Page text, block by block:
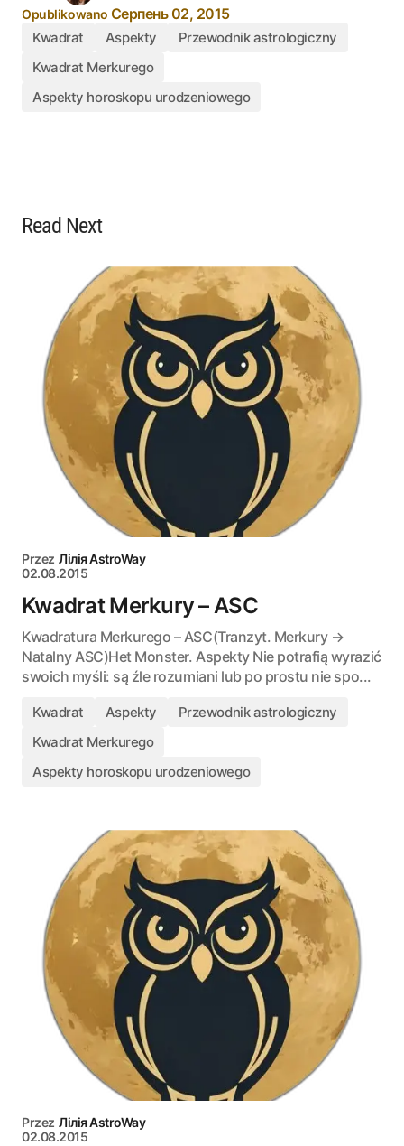
Opublikowano Серпень 02, 2015
Kwadrat Aspekty
Przewodnik astrologiczny
Kwadrat Merkurego
Aspekty horoskopu urodzeniowego
Read Next
Przez Лілія AstroWay
02.08.2015
Kwadrat Merkury – ASC
Kwadratura Merkurego – ASC(Tranzyt. Merkury →
Natalny ASC)Het Monster. Aspekty Nie potrafią wyrazić
swoich myśli: są źle rozumiani lub po prostu nie spo...
Kwadrat Aspekty
Przewodnik astrologiczny
Kwadrat Merkurego
Aspekty horoskopu urodzeniowego
Przez Лілія AstroWay
02.08.2015